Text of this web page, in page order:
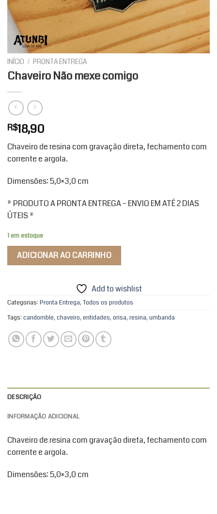
INÍCIO / PRONTA ENTREGA
Chaveiro Não mexe comigo
R$18,90
Chaveiro de resina com gravação direta, fechamento com
corrente e argola.
Dimensões: 5,0×3,0 cm
* PRODUTO A PRONTA ENTREGA – ENVIO EM ATÉ 2 DIAS
ÚTEIS *
1 em estoque
ADICIONAR AO CARRINHO
Add to wishlist
Categorias: Pronta Entrega, Todos os produtos
Tags: candomble, chaveiro, entidades, orisa, resina, umbanda
DESCRIÇÃO
INFORMAÇÃO ADICIONAL
Chaveiro de resina com gravação direta, fechamento com
corrente e argola.
Dimensões: 5,0×3,0 cm